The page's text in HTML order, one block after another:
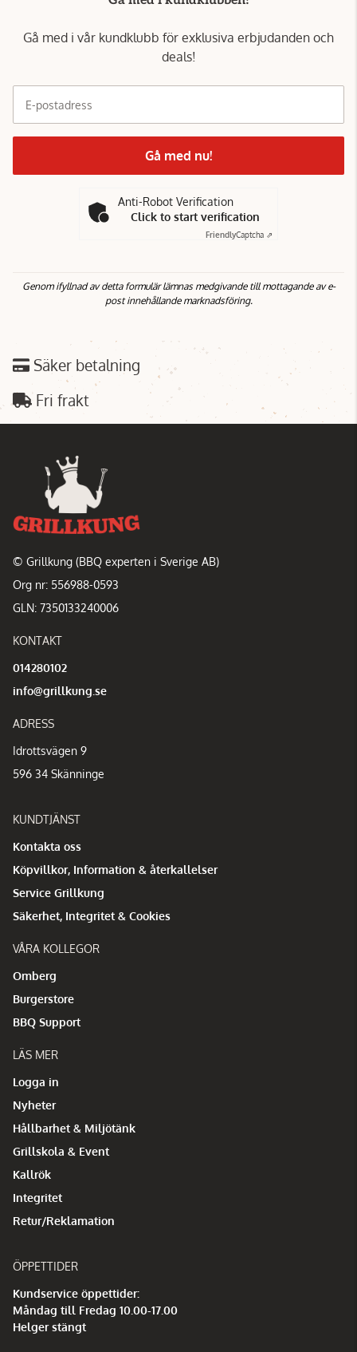
Gå med i vår kundklubb för exklusiva erbjudanden och
deals!
E-postadress
Gå med nu!
Anti-Robot Verification
Click to start verification
FriendlyCaptcha ⇗
Genom ifyllnad av detta formulär lämnas medgivande till mottagande av e-
post innehållande marknadsföring.
Säker betalning
Fri frakt
© Grillkung (BBQ experten i Sverige AB)
Org nr: 556988-0593
GLN: 7350133240006
KONTAKT
014280102
info@grillkung.se
ADRESS
Idrottsvägen 9
596 34 Skänninge
KUNDTJÄNST
Kontakta oss
Köpvillkor, Information & återkallelser
Service Grillkung
Säkerhet, Integritet & Cookies
VÅRA KOLLEGOR
Omberg
Burgerstore
BBQ Support
LÄS MER
Logga in
Nyheter
Hållbarhet & Miljötänk
Grillskola & Event
Kallrök
Integritet
Retur/Reklamation
ÖPPETTIDER
Kundservice öppettider:
Måndag till Fredag 10.00-17.00
Helger stängt